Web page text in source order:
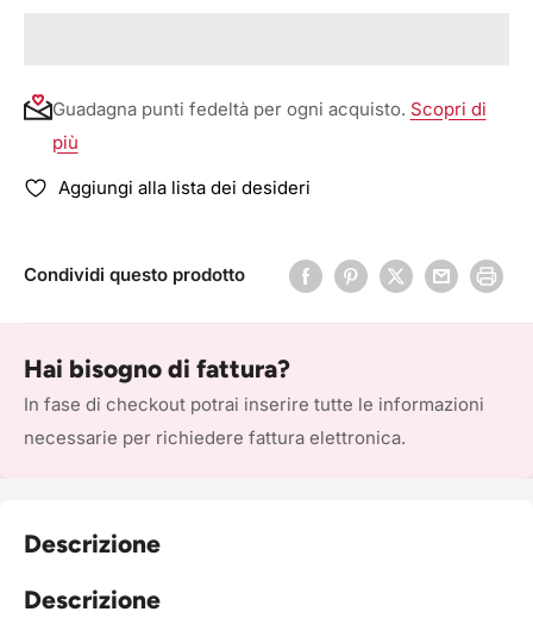
Guadagna punti fedeltà per ogni acquisto. Scopri di
più
Aggiungi alla lista dei desideri
Condividi questo prodotto
Hai bisogno di fattura?
In fase di checkout potrai inserire tutte le informazioni
necessarie per richiedere fattura elettronica.
Descrizione
Descrizione